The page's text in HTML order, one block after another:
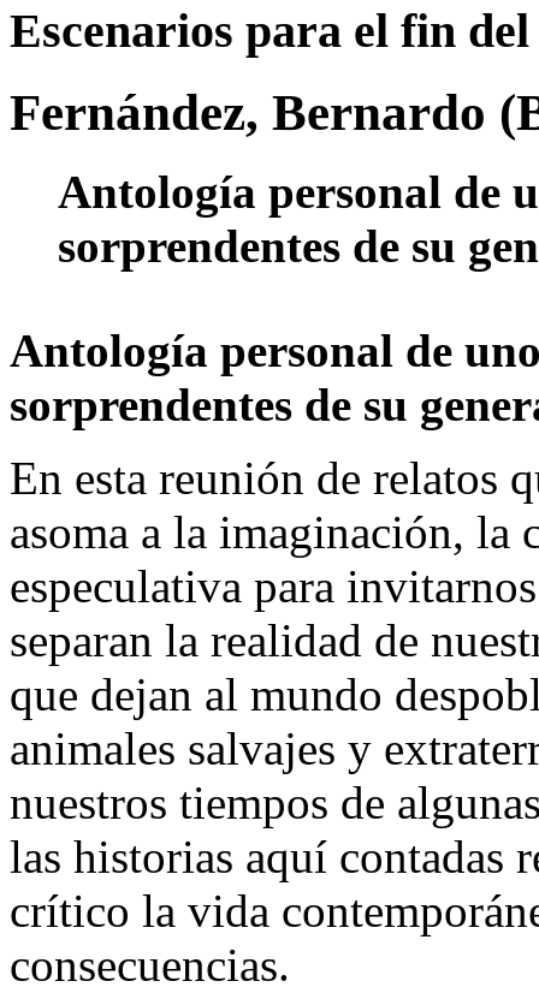
Escenarios para el fin
Fernández, Bernardo
Antología personal de
sorprendentes de su
Antología personal de
sorprendentes de su
En esta reunión de relatos
asoma a la imaginación,
especulativa para
separan la realidad de
que dejan al mundo
animales salvajes y
nuestros tiempos de
las historias aquí contadas
crítico la vida
consecuencias.